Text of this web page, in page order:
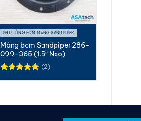
PHỤ TÙNG BƠM MÀNG SANDPIPER
Màng bơm Sandpiper 286-
099-365 (1.5″ Neo)
Được xếp
(2)